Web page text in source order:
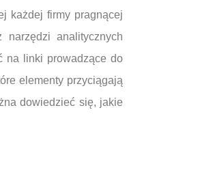
każdej firmy pragnącej
analitycznych
na linki prowadzące do
elementy przyciągają
dowiedzieć się, jakie